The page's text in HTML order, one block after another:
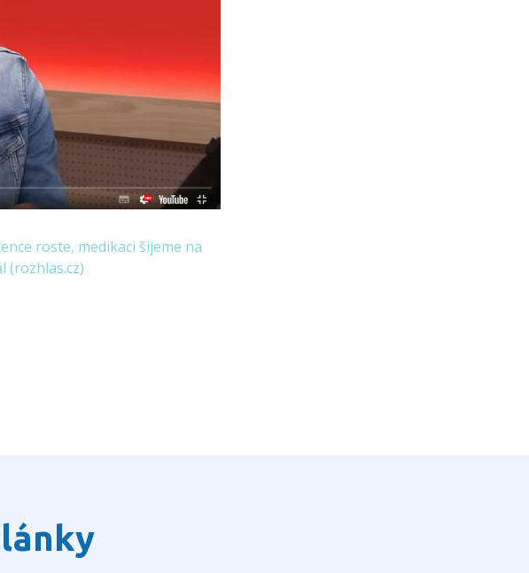
roste, medikaci šijeme na
(rozhlas.cz)